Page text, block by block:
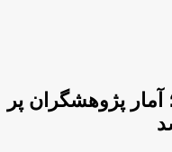
آمار پژوهشگران پر